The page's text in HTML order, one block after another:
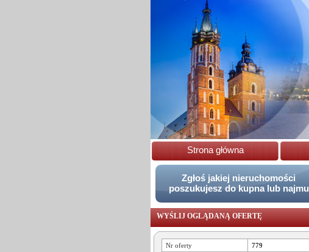
Strona główna
Zgłoś jakiej nieruchomości
poszukujesz do kupna lub najmu
WYŚLIJ OGLĄDANĄ OFERTĘ
Nr oferty
779